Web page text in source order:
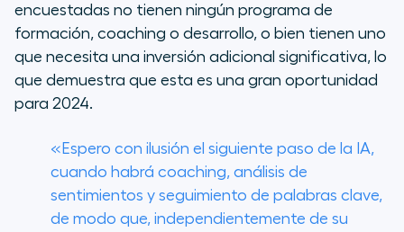
encuestadas no tienen ningún programa de
formación, coaching o desarrollo, o bien tienen uno
que necesita una inversión adicional significativa, lo
que demuestra que esta es una gran oportunidad
para 2024.
«Espero con ilusión el siguiente paso de la IA,
cuando habrá coaching, análisis de
sentimientos y seguimiento de palabras clave,
de modo que, independientemente de su